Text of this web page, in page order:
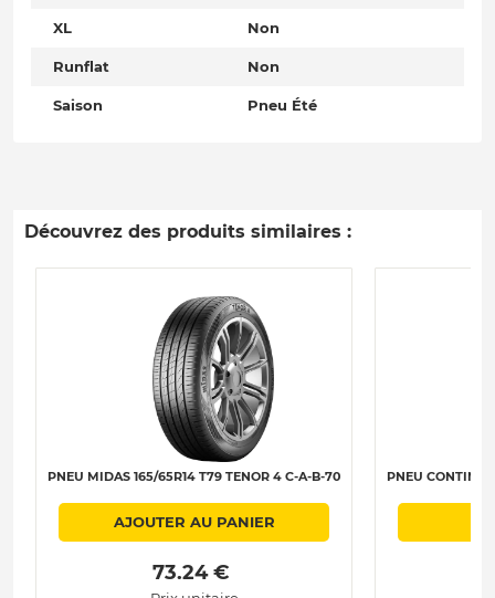
XL Non
Runflat Non
Saison Pneu Été
Découvrez des produits similaires :
PNEU MIDAS 165/65R14 T79 TENOR 4 C-A-B-70
AJOUTER AU PANIER
73.24 €
PNEU